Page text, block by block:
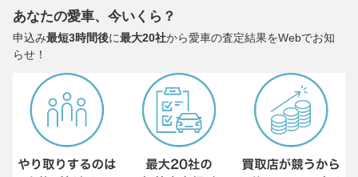
あなたの愛車、今いくら？
申込み最短3時間後に最大20社から愛車の査定結果をWebでお知
らせ！